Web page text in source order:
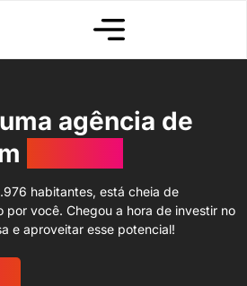
agência de
habitantes, está cheia de
por você. Chegou a hora de investir no
e aproveitar esse potencial!